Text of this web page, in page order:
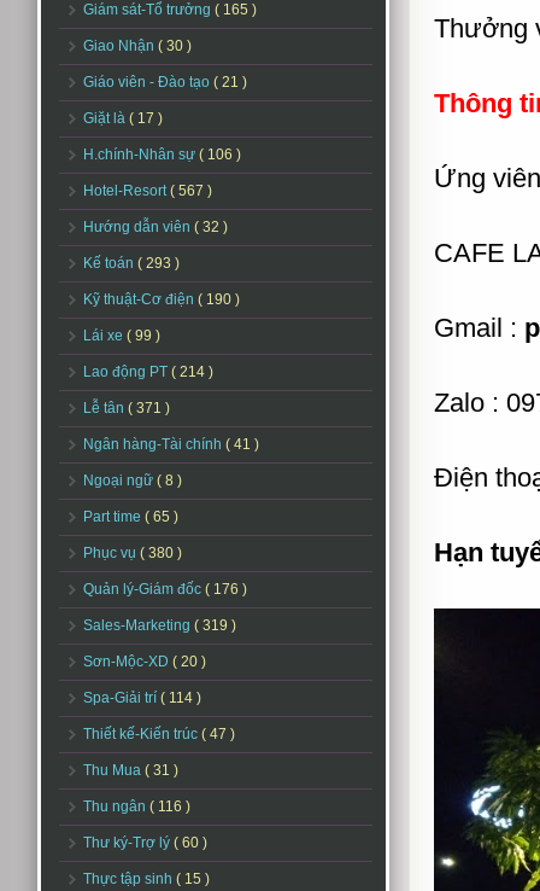
Giám sát-Tổ trưởng ( 165 )
Giao Nhận ( 30 )
Giáo viên - Đào tạo ( 21 )
Giặt là ( 17 )
H.chính-Nhân sự ( 106 )
Hotel-Resort( 567 )
Hướng dẫn viên ( 32 )
Kế toán ( 293 )
Kỹ thuật-Cơ điện ( 190 )
Lái xe ( 99 )
Lao động PT ( 214 )
Lễ tân ( 371 )
Ngân hàng-Tài chính ( 41 )
Ngoại ngữ ( 8 )
Part time ( 65 )
Phục vụ ( 380 )
Quản lý-Giám đốc ( 176 )
Sales-Marketing ( 319 )
Sơn-Mộc-XD ( 20 )
Spa-Giải trí ( 114 )
Thiết kế-Kiến trúc ( 47 )
Thu Mua ( 31 )
Thu ngân ( 116 )
Thư ký-Trợ lý ( 60 )
Thực tập sinh ( 15 )
Thưởng
Thông
Ứng
CAFE
Gmail :
Zalo :
Điện
Hạn